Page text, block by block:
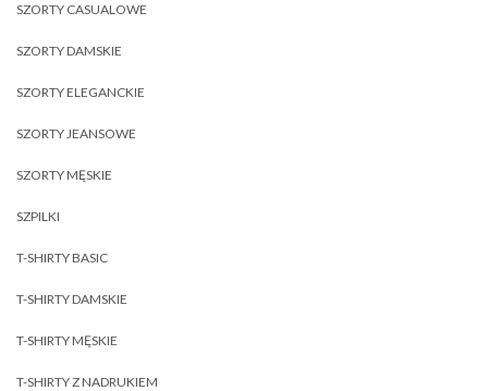
SZORTY CASUALOWE
SZORTY DAMSKIE
SZORTY ELEGANCKIE
SZORTY JEANSOWE
SZORTY MĘSKIE
SZPILKI
T-SHIRTY BASIC
T-SHIRTY DAMSKIE
T-SHIRTY MĘSKIE
T-SHIRTY Z NADRUKIEM